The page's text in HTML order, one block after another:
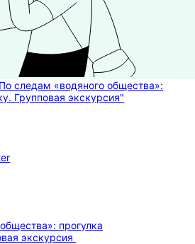
прогулка
экскурсия